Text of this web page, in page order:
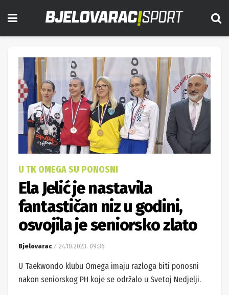
U TK OMEGA SU PONOSNI
Ela Jelić je nastavila
fantastičan niz u godini,
osvojila je seniorsko zlato
Bjelovarac 24.10.2023. 09:36
U Taekwondo klubu Omega imaju razloga biti ponosni
nakon seniorskog PH koje se održalo u Svetoj Nedjelji.